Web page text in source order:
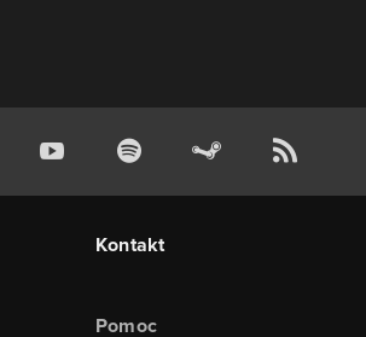
Kontakt
Pomoc